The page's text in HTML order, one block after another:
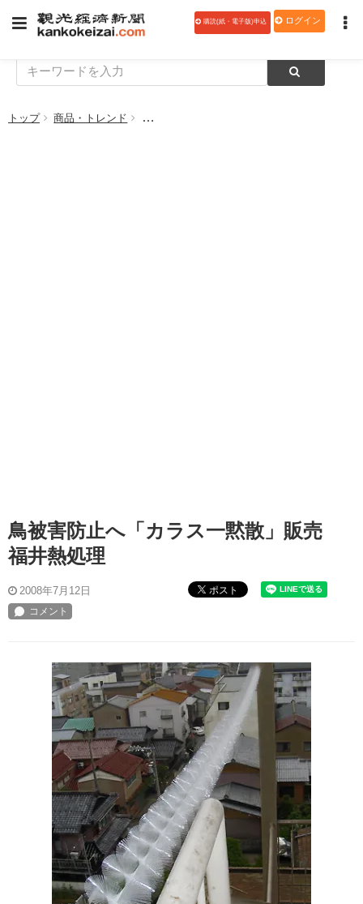
購読(紙・電子版)申込 ログイン
トップ 商品・トレンド 鳥被害防止へ「カラス一黙散」販売 福井熱
鳥被害防止へ「カラス一黙散」販売
福井熱処理
2008年7月12日 ポスト